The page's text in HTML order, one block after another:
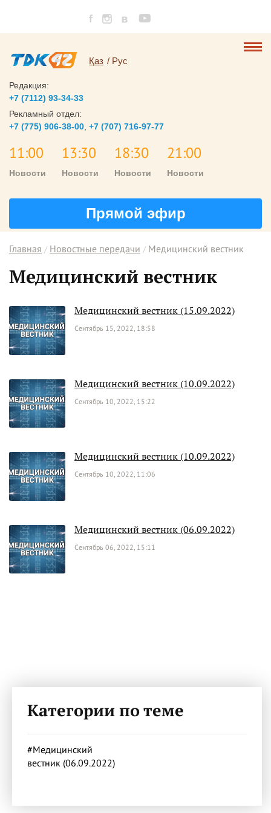
Қаз Рус
Редакция:
+7 (7112) 93-34-33
Рекламный отдел:
+7 (775) 906-38-00 +7 (707) 716-97-77
11:00
Новости
13:30
Новости
18:30
Новости
21:00
Новости
Прямой эфир
Главная Новостные передачи Медицинский вестник
Медицинский вестник
Медицинский вестник (15.09.2022)
Сентябрь 15, 2022, 18:58
Медицинский вестник (10.09.2022)
Сентябрь 10, 2022, 15:22
Медицинский вестник (10.09.2022)
Сентябрь 10, 2022, 11:06
Медицинский вестник (06.09.2022)
Сентябрь 06, 2022, 15:11
Категории по теме
#Медицинский
вестник (06.09.2022)